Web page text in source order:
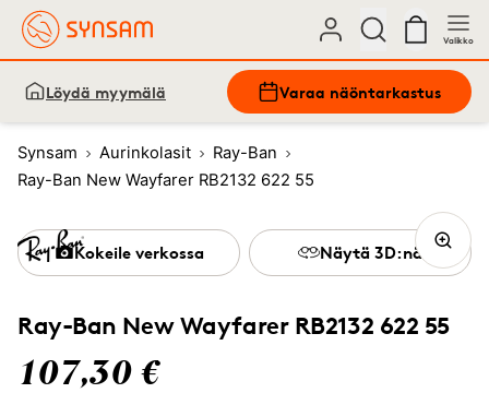
Valikko
Löydä myymälä Varaa näöntarkastus
Synsam Aurinkolasit
Ray-Ban
Ray-Ban New Wayfarer RB2132 622 55
Ray-Ban New Wayfarer RB2132 622 55
107,30 €
Kokeile verkossa Näytä 3D:nä